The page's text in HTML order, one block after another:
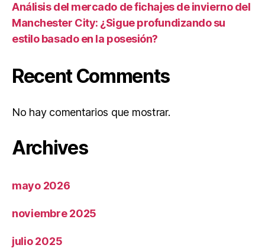
Análisis del mercado de fichajes de invierno del
Manchester City: ¿Sigue profundizando su
estilo basado en la posesión?
Recent Comments
No hay comentarios que mostrar.
Archives
mayo 2026
noviembre 2025
julio 2025